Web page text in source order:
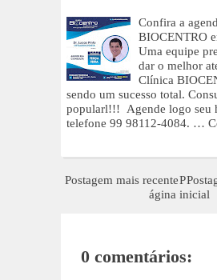
Confira a
BIOCENTRO
Uma equipe
dar o melhor
Clínica
sendo um sucesso total.
popularl!!! Agende logo seu
telefone 99 98112-4084. …
Postagem mais recenteP
ágina inicial
0 comentários: